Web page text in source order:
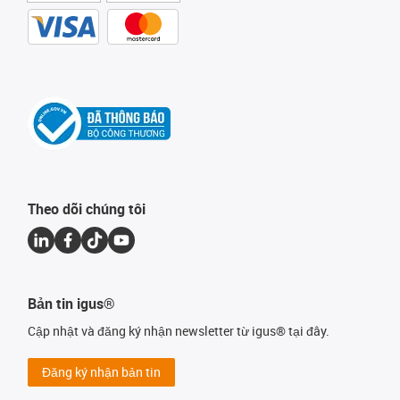
Theo dõi chúng tôi
Bản tin igus®
Cập nhật và đăng ký nhận newsletter từ igus® tại đây.
Đăng ký nhận bản tin